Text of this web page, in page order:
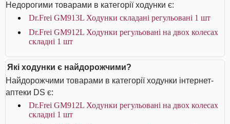
Недорогими товарами в категорії ходунки є:
Dr.Frei GM913L Ходунки складані регульовані 1 шт
Dr.Frei GM912L Ходунки регульовані на двох колесах
складні 1 шт
Які ходунки є найдорожчими?
Найдорожчими товарами в категорії ходунки інтернет-
аптеки DS є:
Dr.Frei GM912L Ходунки регульовані на двох колесах
складні 1 шт